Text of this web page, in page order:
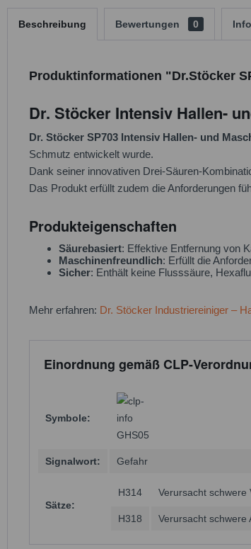
Beschreibung Bewertungen 0
Produktinformationen "Dr.Stöcker
Dr. Stöcker Intensiv Hallen-
Dr. Stöcker SP703 Intensiv Hallen- und
Schmutz entwickelt wurde.
Dank seiner innovativen Drei-Säuren-
Das Produkt erfüllt zudem die Anforderungen
Produkteigenschaften
Säurebasiert: Effektive Entfernung von
Maschinenfreundlich: Erfüllt die
Sicher: Enthält keine Flusssäure,
Mehr erfahren: Dr. Stöcker Industriereiniger –
Einordnung gemäß CLP-
Symbole:
GHS05
Signalwort: Gefahr
Sätze:
H314 Verursacht schwere
H318 Verursacht schwere